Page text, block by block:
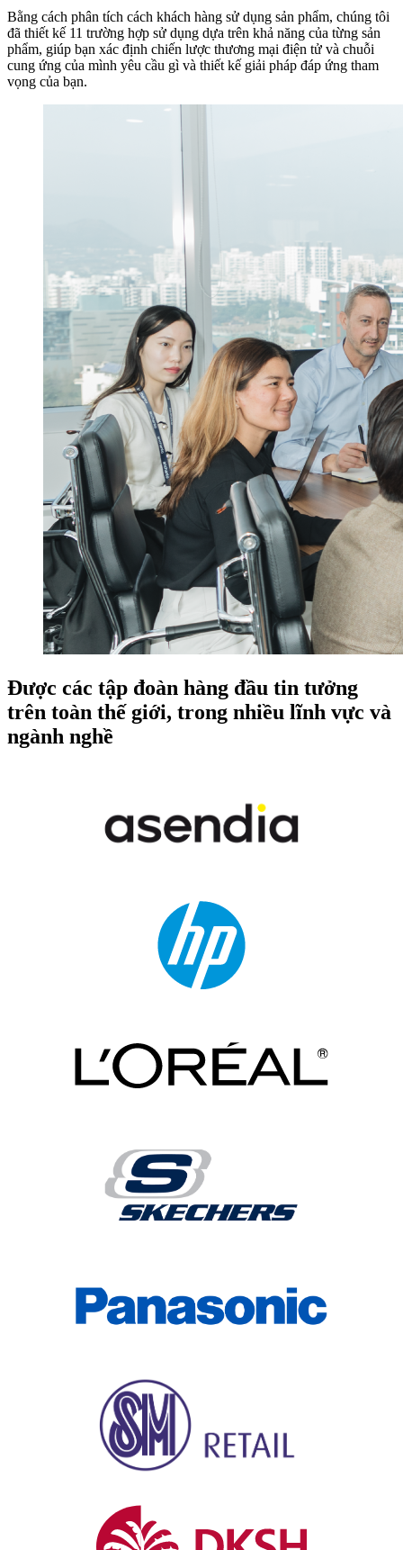
Bằng cách phân tích cách khách hàng sử dụng sản phẩm, chúng tôi
đã thiết kế 11 trường hợp sử dụng dựa trên khả năng của từng sản
phẩm, giúp bạn xác định chiến lược thương mại điện tử và chuỗi
cung ứng của mình yêu cầu gì và thiết kế giải pháp đáp ứng tham
vọng của bạn.
Được các tập đoàn hàng đầu tin tưởng
trên toàn thế giới, trong nhiều lĩnh vực và
ngành nghề